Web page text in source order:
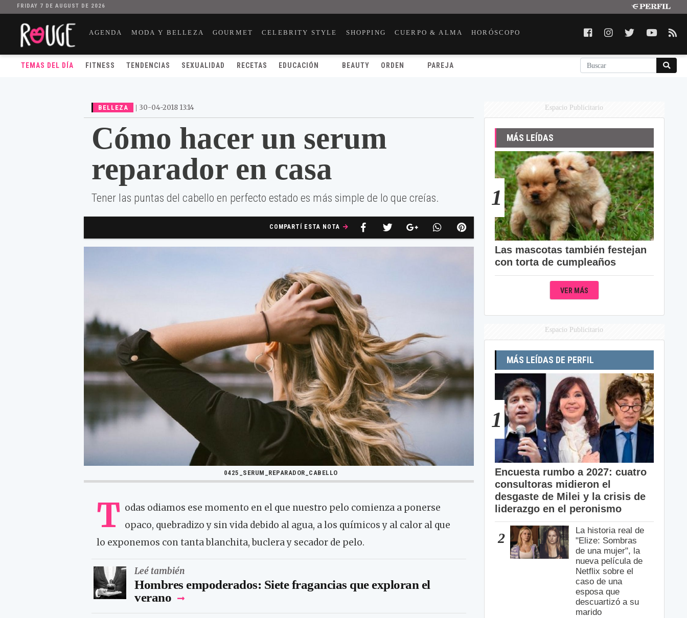
FRIDAY 7 DE AUGUST DE 2026
AGENDA MODA Y BELLEZA GOURMET CELEBRITY STYLE SHOPPING CUERPO & ALMA HORÓSCOPO
TEMAS DEL DÍA FITNESS TENDENCIAS SEXUALIDAD RECETAS EDUCACIÓN BEAUTY ORDEN PAREJA
BELLEZA | 30-04-2018 13:14
Cómo hacer un serum
reparador en casa
Tener las puntas del cabello en perfecto estado es más simple de lo que creías.
COMPARTÍ ESTA NOTA
0425_SERUM_REPARADOR_CABELLO
T odas odiamos ese momento en el que nuestro pelo comienza a ponerse
opaco, quebradizo y sin vida debido al agua, a los químicos y al calor al que
lo exponemos con tanta blanchita, buclera y secador de pelo.
Leé también
Hombres empoderados: Siete fragancias que exploran el
verano
Espacio Publicitario
MÁS LEÍDAS
1
Las mascotas también festejan
con torta de cumpleaños
VER MÁS
Espacio Publicitario
MÁS LEÍDAS DE PERFIL
1
Encuesta rumbo a 2027: cuatro
consultoras midieron el
desgaste de Milei y la crisis de
liderazgo en el peronismo
2
La historia real de
"Elize: Sombras
de una mujer", la
nueva película de
Netflix sobre el
caso de una
esposa que
descuartizó a su
marido